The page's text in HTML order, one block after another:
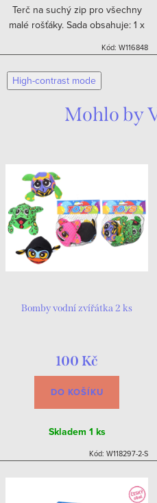
Terč na suchý zip pro všechny
malé rošťáky. Sada obsahuje: 1 x
Kód: W116848
High-contrast mode
Mohlo by
Bomby vodní zvířátka 2 ks
100 Kč
DO KOŠÍKU
Skladem 1 ks
Kód: W118297-2-S